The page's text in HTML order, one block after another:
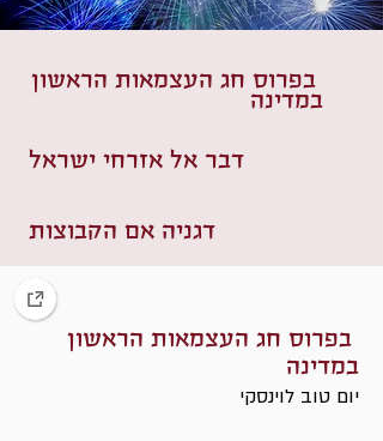
בפרוס חג העצמאות הראשון
במדינה
דבר אל אזרחי ישראל
דגניה אם הקבוצות
בפרוס חג העצמאות הראשון
במדינה
יום טוב לוינסקי